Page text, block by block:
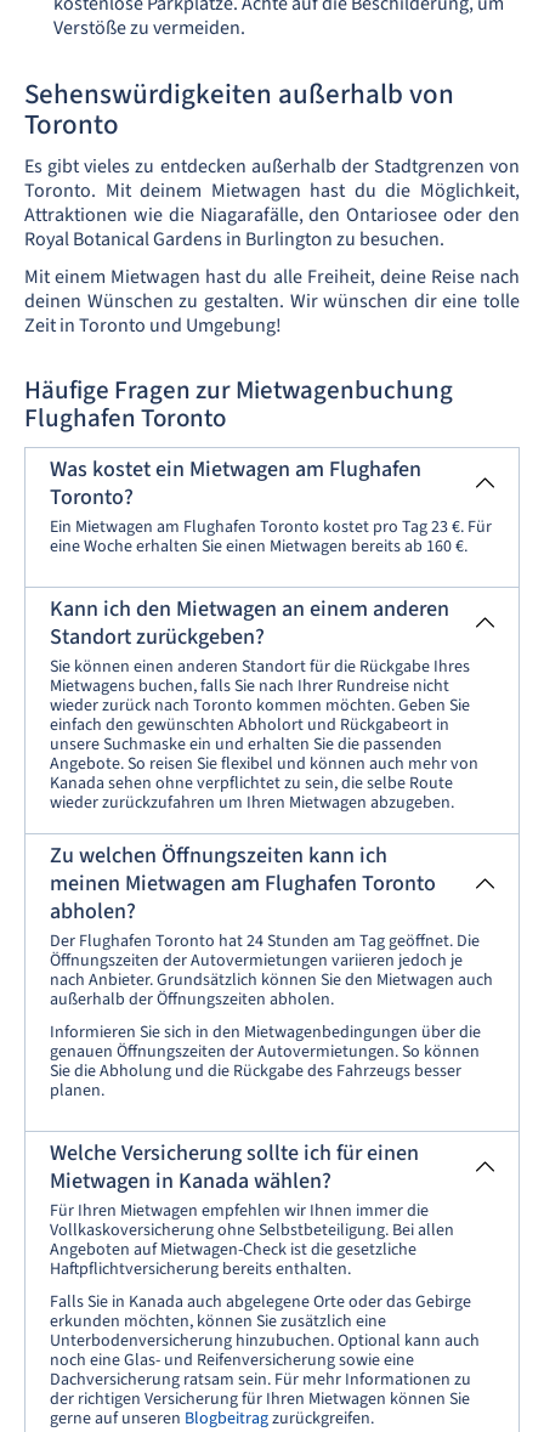
Verstöße zu vermeiden.
Sehenswürdigkeiten außerhalb von
Toronto
Es gibt vieles zu entdecken außerhalb der Stadtgrenzen von
Toronto. Mit deinem Mietwagen hast du die Möglichkeit,
Attraktionen wie die Niagarafälle, den Ontariosee oder den
Royal Botanical Gardens in Burlington zu besuchen.
Mit einem Mietwagen hast du alle Freiheit, deine Reise nach
deinen Wünschen zu gestalten. Wir wünschen dir eine tolle
Zeit in Toronto und Umgebung!
Häufige Fragen zur Mietwagenbuchung
Flughafen Toronto
Was kostet ein Mietwagen am Flughafen
Toronto?
Ein Mietwagen am Flughafen Toronto kostet pro Tag 23 €. Für
eine Woche erhalten Sie einen Mietwagen bereits ab 160 €.
Kann ich den Mietwagen an einem anderen
Standort zurückgeben?
Sie können einen anderen Standort für die Rückgabe Ihres
Mietwagens buchen, falls Sie nach Ihrer Rundreise nicht
wieder zurück nach Toronto kommen möchten. Geben Sie
einfach den gewünschten Abholort und Rückgabeort in
unsere Suchmaske ein und erhalten Sie die passenden
Angebote. So reisen Sie flexibel und können auch mehr von
Kanada sehen ohne verpflichtet zu sein, die selbe Route
wieder zurückzufahren um Ihren Mietwagen abzugeben.
Zu welchen Öffnungszeiten kann ich
meinen Mietwagen am Flughafen Toronto
abholen?
Der Flughafen Toronto hat 24 Stunden am Tag geöffnet. Die
Öffnungszeiten der Autovermietungen variieren jedoch je
nach Anbieter. Grundsätzlich können Sie den Mietwagen auch
außerhalb der Öffnungszeiten abholen.
Informieren Sie sich in den Mietwagenbedingungen über die
genauen Öffnungszeiten der Autovermietungen. So können
Sie die Abholung und die Rückgabe des Fahrzeugs besser
planen.
Welche Versicherung sollte ich für einen
Mietwagen in Kanada wählen?
Für Ihren Mietwagen empfehlen wir Ihnen immer die
Vollkaskoversicherung ohne Selbstbeteiligung. Bei allen
Angeboten auf Mietwagen-Check ist die gesetzliche
Haftpflichtversicherung bereits enthalten.
Falls Sie in Kanada auch abgelegene Orte oder das Gebirge
erkunden möchten, können Sie zusätzlich eine
Unterbodenversicherung hinzubuchen. Optional kann auch
noch eine Glas- und Reifenversicherung sowie eine
Dachversicherung ratsam sein. Für mehr Informationen zu
der richtigen Versicherung für Ihren Mietwagen können Sie
gerne auf unseren Blogbeitragzurückgreifen.